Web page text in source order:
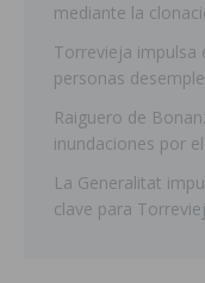
mediante la
Torrevieja impulsa
personas
Raiguero de
inundaciones por
La Generalitat
clave para